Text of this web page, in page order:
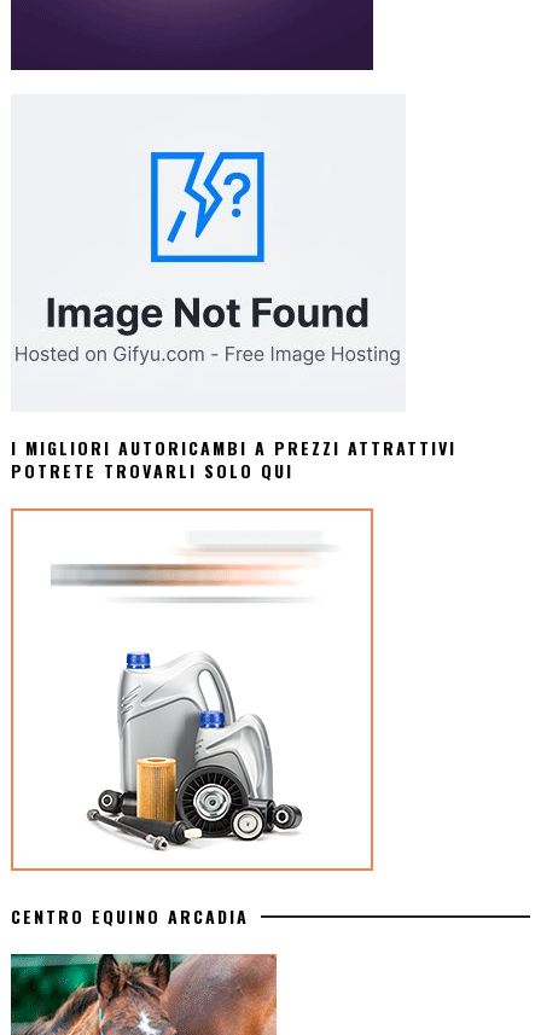
I MIGLIORI AUTORICAMBI A PREZZI ATTRATTIVI
POTRETE TROVARLI SOLO QUI
CENTRO EQUINO ARCADIA